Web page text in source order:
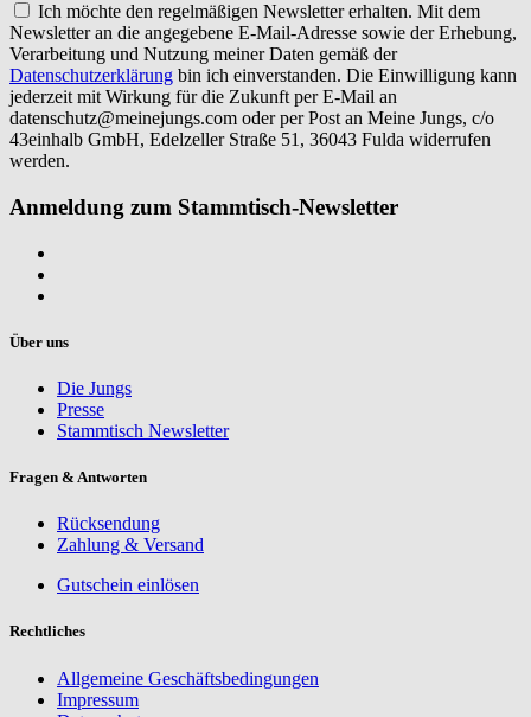
Ich möchte den regelmäßigen Newsletter erhalten. Mit dem
Newsletter an die angegebene E-Mail-Adresse sowie der Erhebung,
Verarbeitung und Nutzung meiner Daten gemäß der
Datenschutzerklärung bin ich einverstanden. Die Einwilligung kann
jederzeit mit Wirkung für die Zukunft per E-Mail an
datenschutz@meinejungs.com oder per Post an Meine Jungs, c/o
43einhalb GmbH, Edelzeller Straße 51, 36043 Fulda widerrufen
werden.
Anmeldung zum Stammtisch-Newsletter
Über uns
Die Jungs
Presse
Stammtisch Newsletter
Fragen & Antworten
Rücksendung
Zahlung & Versand
Gutschein einlösen
Rechtliches
Allgemeine Geschäftsbedingungen
Impressum